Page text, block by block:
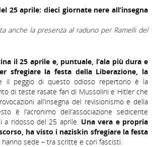
25 aprile: dieci giornate nere all’insegna
anche la presenza al raduno per Ramelli del
il 25 aprile e, puntuale, l’ala più dura e
sfregiare la festa della Liberazione, la
il peggio di questo odioso repertorio è la
di teste rasate fan di Mussolini e Hitler che
all’insegna del revisionismo e della
è l’acronimo dell’associazione sedicente
ridosso del 25 aprile. Una vera e propria
ha visto i naziskin sfregiare la festa
sede – tra scritte e cori fascisti.